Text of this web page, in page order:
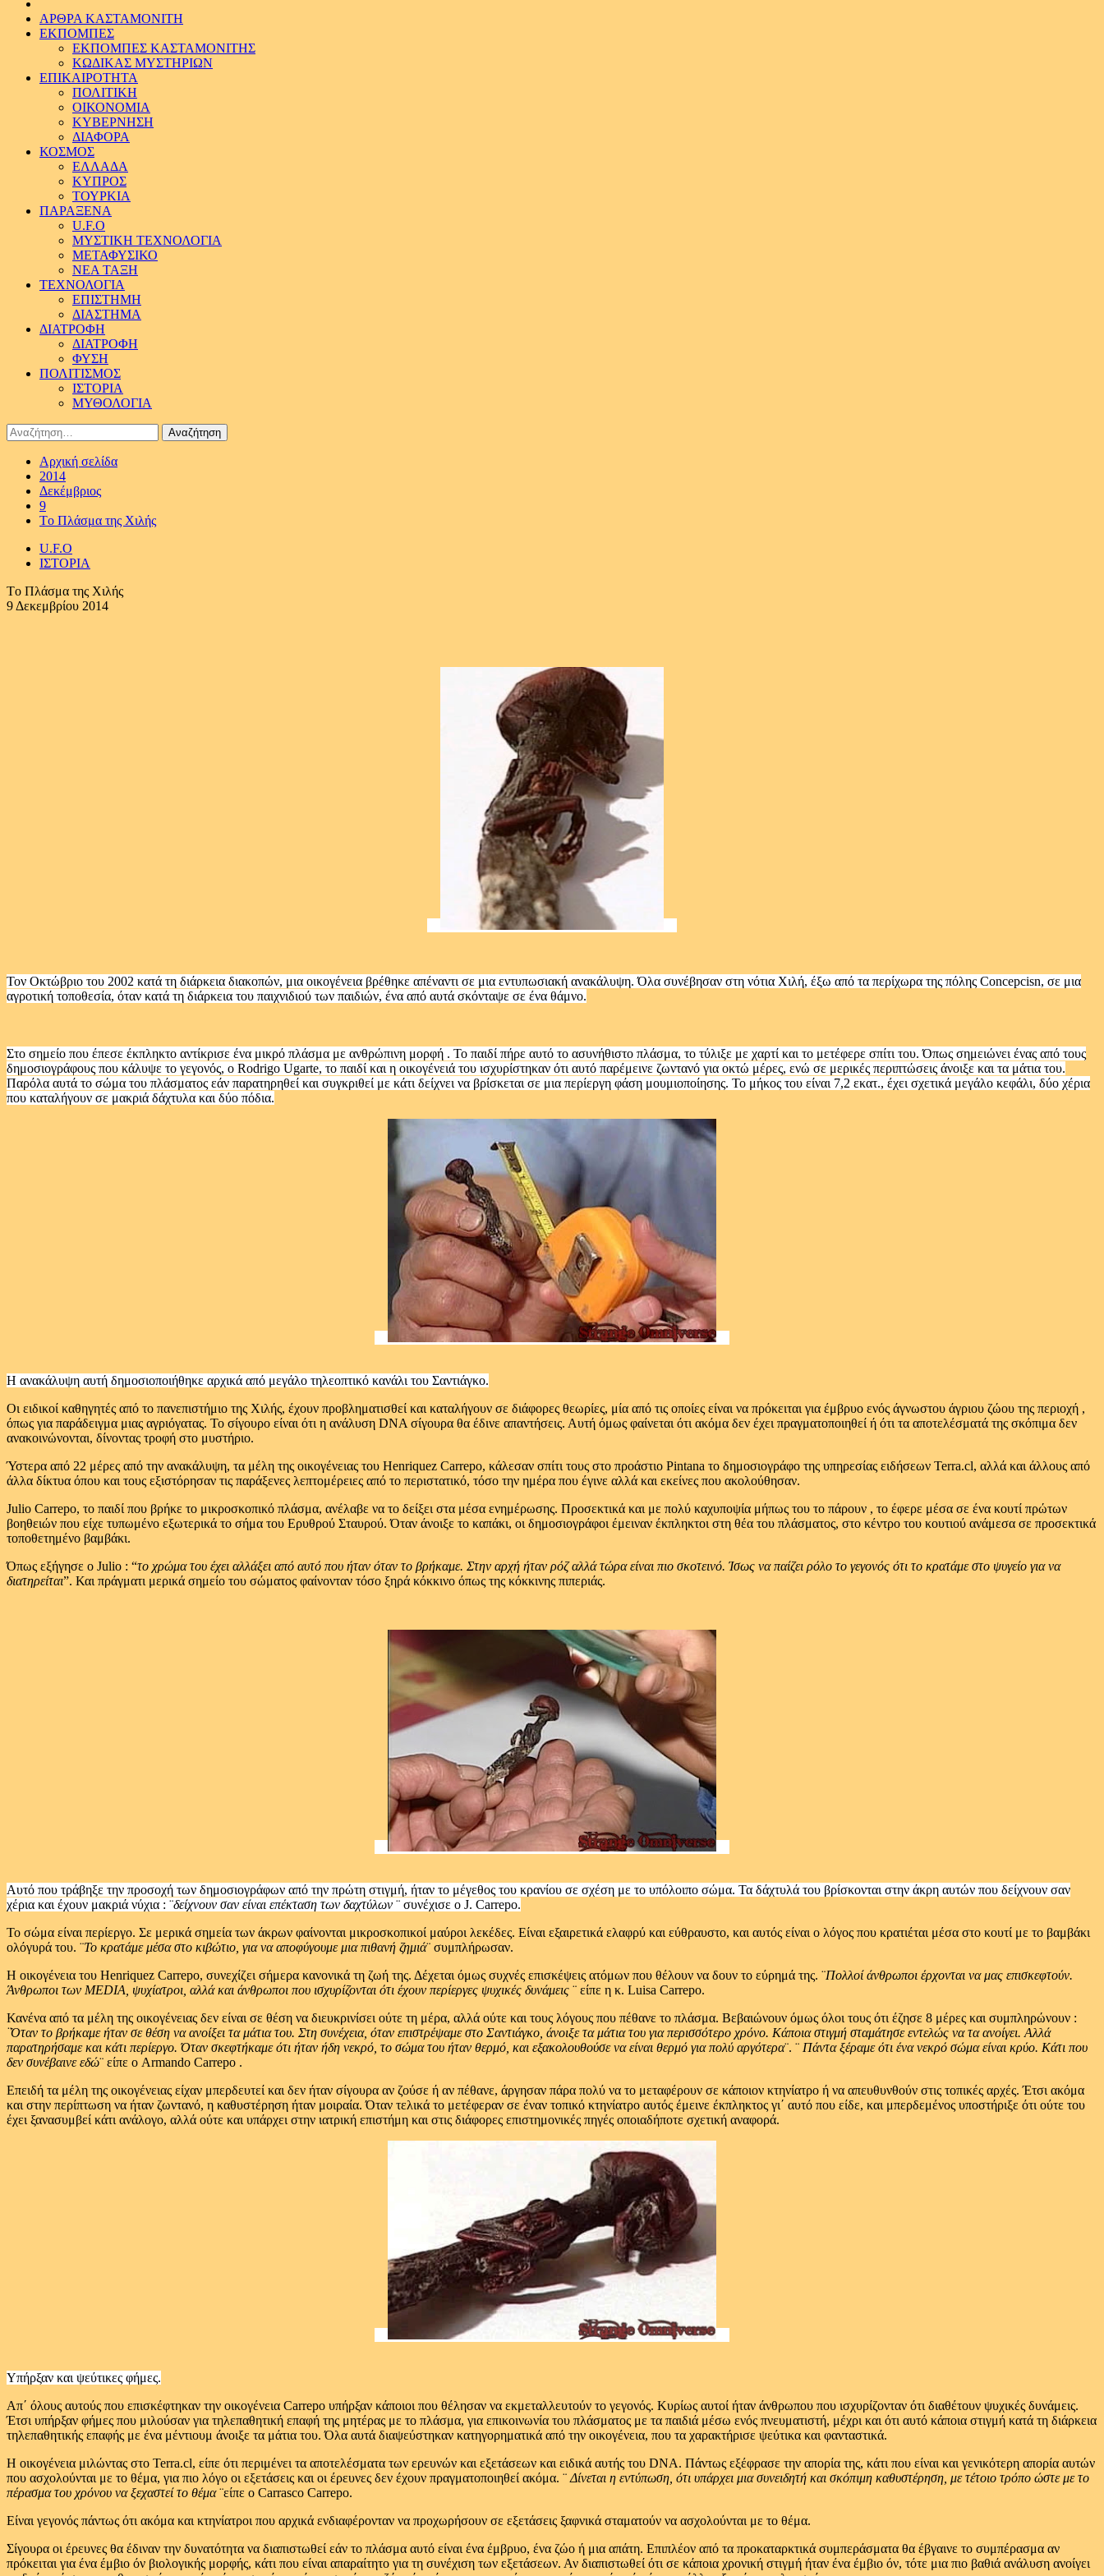
ΑΡΘΡΑ ΚΑΣΤΑΜΟΝΙΤΗ
ΕΚΠΟΜΠΕΣ
ΕΚΠΟΜΠΕΣ ΚΑΣΤΑΜΟΝΙΤΗΣ
ΚΩΔΙΚΑΣ ΜΥΣΤΗΡΙΩΝ
ΕΠΙΚΑΙΡΟΤΗΤΑ
ΠΟΛΙΤΙΚΗ
ΟΙΚΟΝΟΜΙΑ
ΚΥΒΕΡΝΗΣΗ
ΔΙΑΦΟΡΑ
ΚΟΣΜΟΣ
ΕΛΛΑΔΑ
ΚΥΠΡΟΣ
ΤΟΥΡΚΙΑ
ΠΑΡΑΞΕΝΑ
U.F.O
ΜΥΣΤΙΚΗ ΤΕΧΝΟΛΟΓΙΑ
ΜΕΤΑΦΥΣΙΚΟ
ΝΕΑ ΤΑΞΗ
ΤΕΧΝΟΛΟΓΙΑ
ΕΠΙΣΤΗΜΗ
ΔΙΑΣΤΗΜΑ
ΔΙΑΤΡΟΦΗ
ΔΙΑΤΡΟΦΗ
ΦΥΣΗ
ΠΟΛΙΤΙΣΜΟΣ
ΙΣΤΟΡΙΑ
ΜΥΘΟΛΟΓΙΑ
Αναζήτηση
για:
Αρχική σελίδα
2014
Δεκέμβριος
9
Tο Πλάσμα της Χιλής
U.F.O
ΙΣΤΟΡΙΑ
Tο Πλάσμα της Χιλής
9 Δεκεμβρίου 2014
Τον Οκτώβριο του 2002 κατά τη διάρκεια διακοπών, μια οικογένεια βρέθηκε απέναντι σε μια εντυπωσιακή ανακάλυψη. Όλα συνέβησαν στη νότια Χιλή, έξω από τα περίχωρα της πόλης Concepcisn, σε μια
αγροτική τοποθεσία, όταν κατά τη διάρκεια του παιχνιδιού των παιδιών, ένα από αυτά σκόνταψε σε ένα θάμνο.
Στο σημείο που έπεσε έκπληκτο αντίκρισε ένα μικρό πλάσμα με ανθρώπινη μορφή . Το παιδί πήρε αυτό το ασυνήθιστο πλάσμα, το τύλιξε με χαρτί και το μετέφερε σπίτι του. Όπως σημειώνει ένας από τους
δημοσιογράφους που κάλυψε το γεγονός, ο Rodrigo Ugarte, το παιδί και η οικογένειά του ισχυρίστηκαν ότι αυτό παρέμεινε ζωντανό για οκτώ μέρες, ενώ σε μερικές περιπτώσεις άνοιξε και τα μάτια του.
Παρόλα αυτά το σώμα του πλάσματος εάν παρατηρηθεί και συγκριθεί με κάτι δείχνει να βρίσκεται σε μια περίεργη φάση μουμιοποίησης. Το μήκος του είναι 7,2 εκατ., έχει σχετικά μεγάλο κεφάλι, δύο χέρια
που καταλήγουν σε μακριά δάχτυλα και δύο πόδια.
Η ανακάλυψη αυτή δημοσιοποιήθηκε αρχικά από μεγάλο τηλεοπτικό κανάλι του Σαντιάγκο.
Οι ειδικοί καθηγητές από το πανεπιστήμιο της Χιλής, έχουν προβληματισθεί και καταλήγουν σε διάφορες θεωρίες, μία από τις οποίες είναι να πρόκειται για έμβρυο ενός άγνωστου άγριου ζώου της περιοχή ,
όπως για παράδειγμα μιας αγριόγατας. Το σίγουρο είναι ότι η ανάλυση DNA σίγουρα θα έδινε απαντήσεις. Αυτή όμως φαίνεται ότι ακόμα δεν έχει πραγματοποιηθεί ή ότι τα αποτελέσματά της σκόπιμα δεν
ανακοινώνονται, δίνοντας τροφή στο μυστήριο.
Ύστερα από 22 μέρες από την ανακάλυψη, τα μέλη της οικογένειας του Henriquez Carrepo, κάλεσαν σπίτι τους στο προάστιο Pintana το δημοσιογράφο της υπηρεσίας ειδήσεων Terra.cl, αλλά και άλλους από
άλλα δίκτυα όπου και τους εξιστόρησαν τις παράξενες λεπτομέρειες από το περιστατικό, τόσο την ημέρα που έγινε αλλά και εκείνες που ακολούθησαν.
Julio Carrepo, το παιδί που βρήκε το μικροσκοπικό πλάσμα, ανέλαβε να το δείξει στα μέσα ενημέρωσης. Προσεκτικά και με πολύ καχυποψία μήπως του το πάρουν , το έφερε μέσα σε ένα κουτί πρώτων
βοηθειών που είχε τυπωμένο εξωτερικά το σήμα του Ερυθρού Σταυρού. Όταν άνοιξε το καπάκι, οι δημοσιογράφοι έμειναν έκπληκτοι στη θέα του πλάσματος, στο κέντρο του κουτιού ανάμεσα σε προσεκτικά
τοποθετημένο βαμβάκι.
Όπως εξήγησε ο Julio : “το χρώμα του έχει αλλάξει από αυτό που ήταν όταν το βρήκαμε. Στην αρχή ήταν ρόζ αλλά τώρα είναι πιο σκοτεινό. Ίσως να παίζει ρόλο το γεγονός ότι το κρατάμε στο ψυγείο για να
διατηρείται”. Και πράγματι μερικά σημείο του σώματος φαίνονταν τόσο ξηρά κόκκινο όπως της κόκκινης πιπεριάς.
Αυτό που τράβηξε την προσοχή των δημοσιογράφων από την πρώτη στιγμή, ήταν το μέγεθος του κρανίου σε σχέση με το υπόλοιπο σώμα. Τα δάχτυλά του βρίσκονται στην άκρη αυτών που δείχνουν σαν
χέρια και έχουν μακριά νύχια : ¨δείχνουν σαν είναι επέκταση των δαχτύλων ¨ συνέχισε o J. Carrepo.
Το σώμα είναι περίεργο. Σε μερικά σημεία των άκρων φαίνονται μικροσκοπικοί μαύροι λεκέδες. Είναι εξαιρετικά ελαφρύ και εύθραυστο, και αυτός είναι ο λόγος που κρατιέται μέσα στο κουτί με το βαμβάκι
ολόγυρά του. ¨Το κρατάμε μέσα στο κιβώτιο, για να αποφύγουμε μια πιθανή ζημιά¨ συμπλήρωσαν.
Η οικογένεια του Henriquez Carrepo, συνεχίζει σήμερα κανονικά τη ζωή της. Δέχεται όμως συχνές επισκέψεις ατόμων που θέλουν να δουν το εύρημά της. ¨Πολλοί άνθρωποι έρχονται να μας επισκεφτούν.
Άνθρωποι των MEDIA, ψυχίατροι, αλλά και άνθρωποι που ισχυρίζονται ότι έχουν περίεργες ψυχικές δυνάμεις ¨ είπε η κ. Luisa Carrepo.
Κανένα από τα μέλη της οικογένειας δεν είναι σε θέση να διευκρινίσει ούτε τη μέρα, αλλά ούτε και τους λόγους που πέθανε το πλάσμα. Βεβαιώνουν όμως όλοι τους ότι έζησε 8 μέρες και συμπληρώνουν :
¨Όταν το βρήκαμε ήταν σε θέση να ανοίξει τα μάτια του. Στη συνέχεια, όταν επιστρέψαμε στο Σαντιάγκο, άνοιξε τα μάτια του για περισσότερο χρόνο. Κάποια στιγμή σταμάτησε εντελώς να τα ανοίγει. Αλλά
παρατηρήσαμε και κάτι περίεργο. Όταν σκεφτήκαμε ότι ήταν ήδη νεκρό, το σώμα του ήταν θερμό, και εξακολουθούσε να είναι θερμό για πολύ αργότερα¨. ¨ Πάντα ξέραμε ότι ένα νεκρό σώμα είναι κρύο. Κάτι που
δεν συνέβαινε εδώ¨ είπε ο Armando Carrepo .
Επειδή τα μέλη της οικογένειας είχαν μπερδευτεί και δεν ήταν σίγουρα αν ζούσε ή αν πέθανε, άργησαν πάρα πολύ να το μεταφέρουν σε κάποιον κτηνίατρο ή να απευθυνθούν στις τοπικές αρχές. Έτσι ακόμα
και στην περίπτωση να ήταν ζωντανό, η καθυστέρηση ήταν μοιραία. Όταν τελικά το μετέφεραν σε έναν τοπικό κτηνίατρο αυτός έμεινε έκπληκτος γι΄ αυτό που είδε, και μπερδεμένος υποστήριξε ότι ούτε του
έχει ξανασυμβεί κάτι ανάλογο, αλλά ούτε και υπάρχει στην ιατρική επιστήμη και στις διάφορες επιστημονικές πηγές οποιαδήποτε σχετική αναφορά.
Υπήρξαν και ψεύτικες φήμες.
Απ΄ όλους αυτούς που επισκέφτηκαν την οικογένεια Carrepo υπήρξαν κάποιοι που θέλησαν να εκμεταλλευτούν το γεγονός. Κυρίως αυτοί ήταν άνθρωπου που ισχυρίζονταν ότι διαθέτουν ψυχικές δυνάμεις.
Έτσι υπήρξαν φήμες που μιλούσαν για τηλεπαθητική επαφή της μητέρας με το πλάσμα, για επικοινωνία του πλάσματος με τα παιδιά μέσω ενός πνευματιστή, μέχρι και ότι αυτό κάποια στιγμή κατά τη διάρκεια
τηλεπαθητικής επαφής με ένα μέντιουμ άνοιξε τα μάτια του. Όλα αυτά διαψεύστηκαν κατηγορηματικά από την οικογένεια, που τα χαρακτήρισε ψεύτικα και φανταστικά.
Η οικογένεια μιλώντας στο Terra.cl, είπε ότι περιμένει τα αποτελέσματα των ερευνών και εξετάσεων και ειδικά αυτής του DNA. Πάντως εξέφρασε την απορία της, κάτι που είναι και γενικότερη απορία αυτών
που ασχολούνται με το θέμα, για πιο λόγο οι εξετάσεις και οι έρευνες δεν έχουν πραγματοποιηθεί ακόμα. ¨Δίνεται η εντύπωση, ότι υπάρχει μια συνειδητή και σκόπιμη καθυστέρηση, με τέτοιο τρόπο ώστε με το
πέρασμα του χρόνου να ξεχαστεί το θέμα¨είπε ο Carrasco Carrepo.
Είναι γεγονός πάντως ότι ακόμα και κτηνίατροι που αρχικά ενδιαφέρονταν να προχωρήσουν σε εξετάσεις ξαφνικά σταματούν να ασχολούνται με το θέμα.
Σίγουρα οι έρευνες θα έδιναν την δυνατότητα να διαπιστωθεί εάν το πλάσμα αυτό είναι ένα έμβρυο, ένα ζώο ή μια απάτη. Επιπλέον από τα προκαταρκτικά συμπεράσματα θα έβγαινε το συμπέρασμα αν
πρόκειται για ένα έμβιο όν βιολογικής μορφής, κάτι που είναι απαραίτητο για τη συνέχιση των εξετάσεων. Αν διαπιστωθεί ότι σε κάποια χρονική στιγμή ήταν ένα έμβιο όν, τότε μια πιο βαθιά ανάλυση ανοίγει